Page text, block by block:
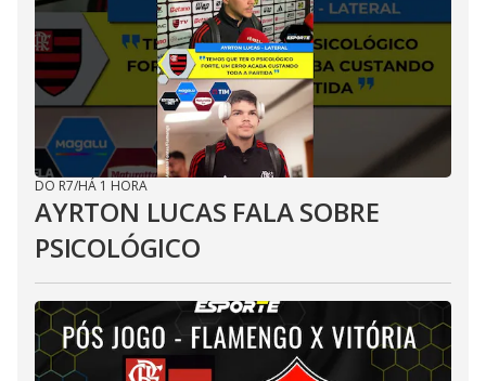
DO R7/HÁ 1 HORA
AYRTON LUCAS FALA SOBRE
PSICOLÓGICO